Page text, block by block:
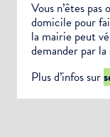
Vous n’êtes
domicile pour
la mairie peut
demander par
Plus d’infos sur